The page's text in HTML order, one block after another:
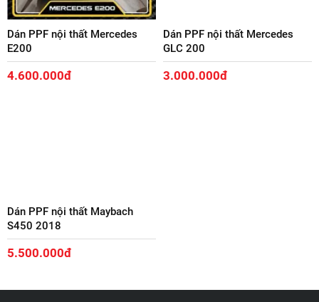
Dán PPF nội thất Mercedes
E200
4.600.000đ
Dán PPF nội thất Mercedes
GLC 200
3.000.000đ
Dán PPF nội thất Maybach
S450 2018
5.500.000đ